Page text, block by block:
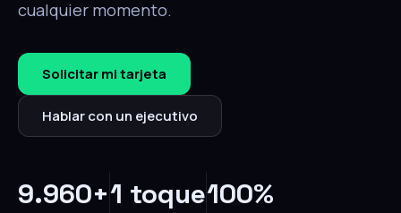
cualquier momento.
Solicitar mi tarjeta
Hablar con un ejecutivo
9.960+1 toque100%